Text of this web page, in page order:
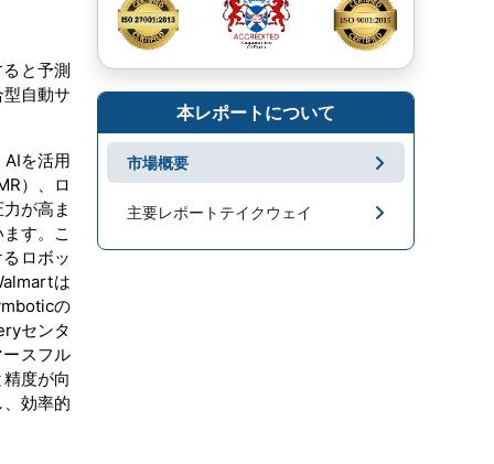
と予測
自動サ
を活用
）、ロ
が高ま
す。こ
ロボッ
は
の
センタ
スフル
度が向
効率的
本レポートについて
市場概要
主要レポートテイクウェイ